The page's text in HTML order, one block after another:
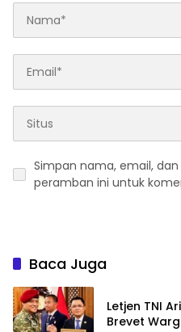
Simpan nama, email,
peramban ini untuk
Baca Juga
Letjen TNI
Brevet